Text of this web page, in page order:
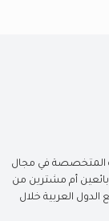
المتخصصة في مجال
بائعين أم مشترين من
العربية خلال